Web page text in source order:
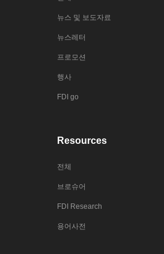
뉴스 및 보도자료
뉴스레터
프로모션
행사
FDI go
Resources
전체
브로슈어
FDI Research
용어사전